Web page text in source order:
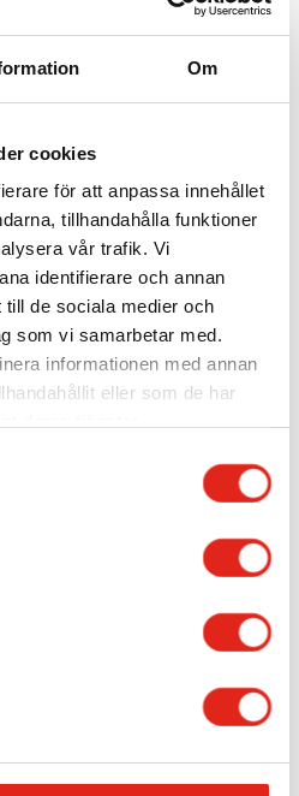
Om
cookies
för att anpassa innehållet
tillhandahålla funktioner
vår trafik. Vi
identifierare och annan
till de sociala medier och
som vi samarbetar med.
informationen med annan
eller som de har
De
olika
väljas
på
produktsidan
Mer info »
Skurmaskin Midi 45BT